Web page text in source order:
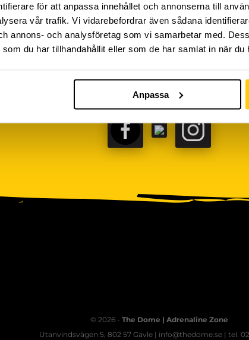
för att anpassa innehållet och annonserna till
vår trafik. Vi vidarebefordrar även sådana
annons- och analysföretag som vi samarbetar med.
du har tillhandahållit eller som de har samlat in när du
Anpassa
FÖLJ OSS PÅ SOCIALA MEDIER
FACEBOOKTIKTOK
© 2026 - The Dome | Adrenaline Zone
Utanvindsvägen 5, 802 57 Gävle | info@thedome.se | tel.